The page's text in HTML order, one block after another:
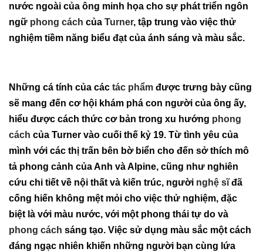
nước ngoài của ông minh họa cho sự phát triển ngôn
ngữ phong cách của Turner, tập trung vào việc thử
nghiệm tiềm năng biểu đạt của ánh sáng và màu sắc.
Những cá tính của các tác phẩm được trưng bày cũng
sẽ mang đến cơ hội khám phá con người của ông ấy,
hiểu được cách thức cơ bản trong xu hướng phong
cách của Turner vào cuối thế kỷ 19. Từ tình yêu của
mình với các thị trấn bên bờ biển cho đến sở thích mô
tả phong cảnh của Anh và Alpine, cũng như nghiên
cứu chi tiết về nội thất và kiến ​​trúc, người nghệ sĩđã
cống hiến không mệt mỏi cho việc thử nghiệm, đặc
biệt là với màu nước, với một phong thái tự do và
phong cách sáng tạo. Việc sử dụng màu sắc một cách
đáng ngạc nhiên khiến những người bạn cùng lứa